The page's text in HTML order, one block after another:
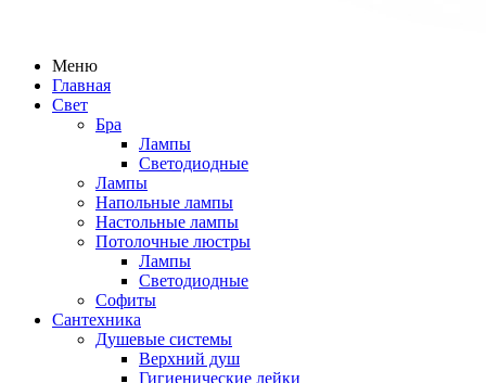
Меню
Главная
Свет
Бра
Лампы
Светодиодные
Лампы
Напольные лампы
Настольные лампы
Потолочные люстры
Лампы
Светодиодные
Софиты
Сантехника
Душевые системы
Верхний душ
Гигиенические лейки